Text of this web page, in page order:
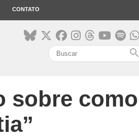
CONTATO
search
sobre como